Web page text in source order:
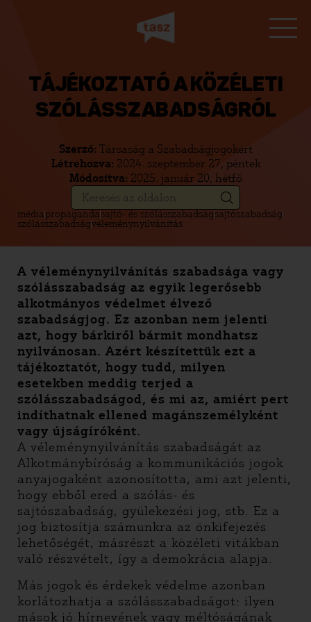
TÁJÉKOZTATÓ A KÖZÉLETI
SZÓLÁSSZABADSÁGRÓL
Szerző: Társaság a Szabadságjogokért
Létrehozva: 2024. szeptember 27, péntek
Módosítva: 2025. január 20, hétfő
médiapropagandasajtó- és szólásszabadságsajtószabadság
szólásszabadságvéleménynyilvánítás
A véleménynyilvánítás szabadsága vagy
szólásszabadság az egyik legerősebb
alkotmányos védelmet élvező
szabadságjog. Ez azonban nem jelenti
azt, hogy bárkiről bármit mondhatsz
nyilvánosan. Azért készítettük ezt a
tájékoztatót, hogy tudd, milyen
esetekben meddig terjed a
szólásszabadságod, és mi az, amiért pert
indíthatnak ellened magánszemélyként
vagy újságíróként.
A véleménynyilvánítás szabadságát az
Alkotmánybíróság a kommunikációs jogok
anyajogaként azonosította, ami azt jelenti,
hogy ebből ered a szólás- és
sajtószabadság, gyülekezési jog, stb. Ez a
jog biztosítja számunkra az önkifejezés
lehetőségét, másrészt a közéleti vitákban
való részvételt, így a demokrácia alapja.
Más jogok és érdekek védelme azonban
korlátozhatja a szólásszabadságot: ilyen
mások jó hírnevének vagy méltóságának